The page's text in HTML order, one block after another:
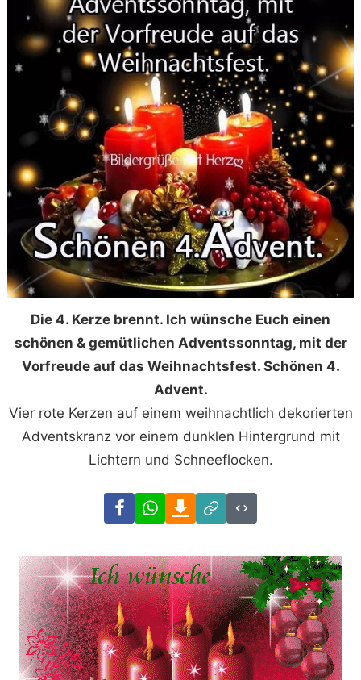
Die 4. Kerze brennt. Ich wünsche Euch einen
schönen & gemütlichen Adventssonntag, mit der
Vorfreude auf das Weihnachtsfest. Schönen 4.
Advent.
Vier rote Kerzen auf einem weihnachtlich dekorierten
Adventskranz vor einem dunklen Hintergrund mit
Lichtern und Schneeflocken.
FacebookWhatsAppDownload
Link
Code